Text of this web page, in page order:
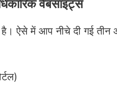
वेबसाइट्स
ऐसे में आप नीचे दी गई तीन